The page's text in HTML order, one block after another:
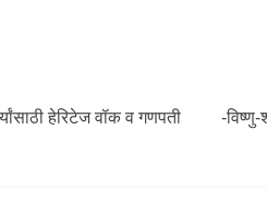
हेरिटेज वॉक व गणपती
-